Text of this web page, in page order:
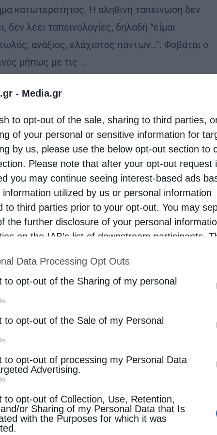
- Media.gr
to opt-out of the sale, sharing to third parties,
of your personal or sensitive information for
by us, please use the below opt-out section to
Please note that after your opt-out request
you may continue seeing interest-based ads
information utilized by us or personal information
to third parties prior to your opt-out. You may
the further disclosure of your personal
on the IAB’s list of downstream participants.
of Downstream Participantsthat may further
parties.
Data Processing Opt Outs
to opt-out of the Sharing of my personal
to opt-out of the Sale of my Personal
to opt-out of processing my Personal Data
Advertising.
to opt-out of Collection, Use, Retention,
or Sharing of my Personal Data that Is
with the Purposes for which it was
κατωτερότητος. Η αληθινή ταπείνωση δεν
δεν λέει ταπεινολογίες, δηλαδή “είμαι
ανάξιος, ελάχιστος πάντων…”. Φοβάται ο
μήπως με τις …
Πορφύριος: Άνοιξε το παράθυρο για να μπη το φως
11 Αυγούστου 2025
μέσα σ’ ένα σκοτεινό δωμάτιο και κουνάς τα
σου και προσπαθείς μ’ αυτό τον τρόπο να διώξης
Δεν φεύγει, όμως, έτσι το σκοτάδι. Άνοιξε
…
Πειραιώς: Γνήσιο παιδί της Παναγίας ο
Πορφύριος ο Καυσοκαλυβίτης (ΦΩΤΟ)
και μεγάλα γεγονότα εορτάζει και τιμά
μας Εκκλησία το διήμερο 1 και 2 Δεκεμβρίου.
την επέτειο ενθρονίσεως της Ιεράς Εικόνος
Πορταϊτίσσης, στον Καθεδρικό …
«Η χάρη του Θεού έρχεται όταν είμαστε